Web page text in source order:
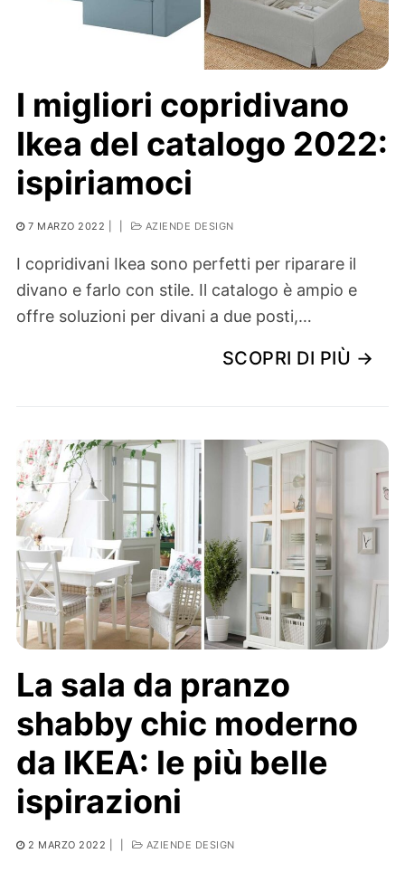
I migliori copridivano
Ikea del catalogo 2022:
ispiriamoci
7 MARZO 2022 AZIENDE DESIGN
I copridivani Ikea sono perfetti per riparare il
divano e farlo con stile. Il catalogo è ampio e
offre soluzioni per divani a due posti,…
SCOPRI DI PIÙ →
La sala da pranzo
shabby chic moderno
da IKEA: le più belle
ispirazioni
2 MARZO 2022 AZIENDE DESIGN